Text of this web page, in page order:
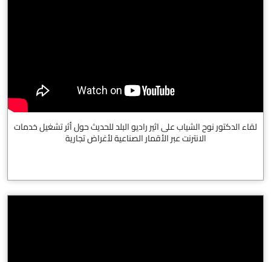
لقاء الدكتور نوح الشياب على اثير راديو البلد للحديث حول أثر تشغيل خدمات
الانترنت عبر الأقمار الصناعية لأغراض تجارية